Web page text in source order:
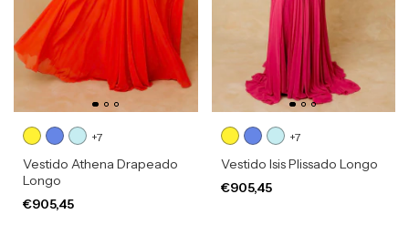
+7
Vestido Athena Drapeado
Longo
€905,45
+7
Vestido Isis Plissado Longo
€905,45